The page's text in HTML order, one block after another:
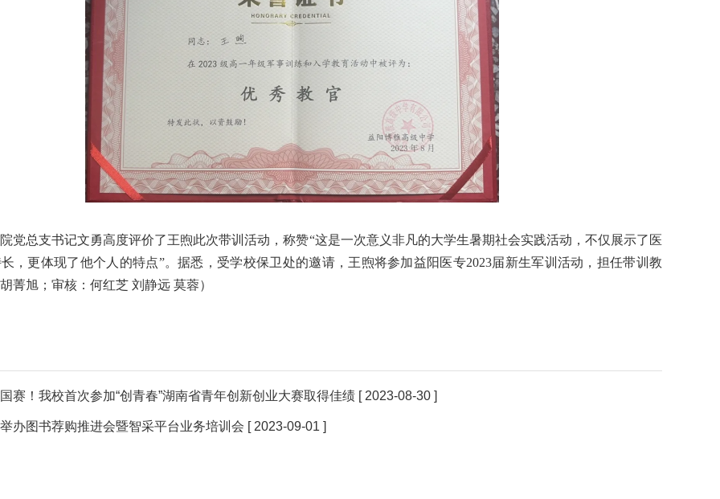
党总支书记文勇高度评价了王煦此次带训活动，称赞“这是一次意义非凡的大学生暑期社会实践活动，不仅展示了医
，更体现了他个人的特点”。据悉，受学校保卫处的邀请，王煦将参加益阳医专2023届新生军训活动，担任带训教
胡菁旭；审核：何红芝 刘静远 莫蓉）
赛！我校首次参加“创青春”湖南省青年创新创业大赛取得佳绩 [ 2023-08-30 ]
办图书荐购推进会暨智采平台业务培训会 [ 2023-09-01 ]